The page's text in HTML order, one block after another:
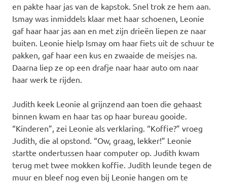
en pakte haar jas van de kapstok. Snel trok ze hem aan.
Ismay was inmiddels klaar met haar schoenen, Leonie
gaf haar haar jas aan en met zijn drieën liepen ze naar
buiten. Leonie hielp Ismay om haar fiets uit de schuur te
pakken, gaf haar een kus en zwaaide de meisjes na.
Daarna liep ze op een drafje naar haar auto om naar
haar werk te rijden.
Judith keek Leonie al grijnzend aan toen die gehaast
binnen kwam en haar tas op haar bureau gooide.
“Kinderen”, zei Leonie als verklaring. “Koffie?” vroeg
Judith, die al opstond. “Ow, graag, lekker!” Leonie
startte ondertussen haar computer op. Judith kwam
terug met twee mokken koffie. Judith leunde tegen de
muur en bleef nog even bij Leonie hangen om te